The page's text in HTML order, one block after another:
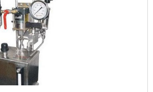
de área de pistão,
a pressão do gás de
DESTACAR
.